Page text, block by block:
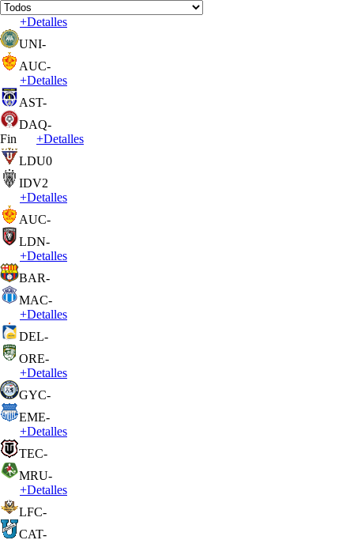
+Detalles
UNI-
AUC-
+Detalles
AST-
DAQ-
Fin
+Detalles
LDU0
IDV2
+Detalles
AUC-
LDN-
+Detalles
BAR-
MAC-
+Detalles
DEL-
ORE-
+Detalles
GYC-
EME-
+Detalles
TEC-
MRU-
+Detalles
LFC-
CAT-